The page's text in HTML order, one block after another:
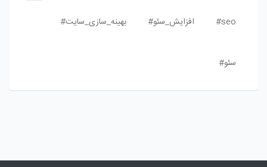
seo# افزایش_سئو# بهینه_سازی_سایت#
سئو#